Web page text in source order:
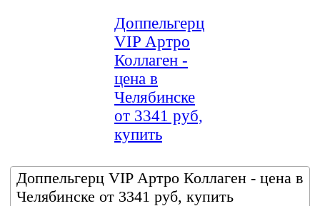
Доппельгерц
VIP Артро
Коллаген -
цена в
Челябинске
от 3341 руб,
купить
Доппельгерц VIP Артро Коллаген - цена в
Челябинске от 3341 руб, купить